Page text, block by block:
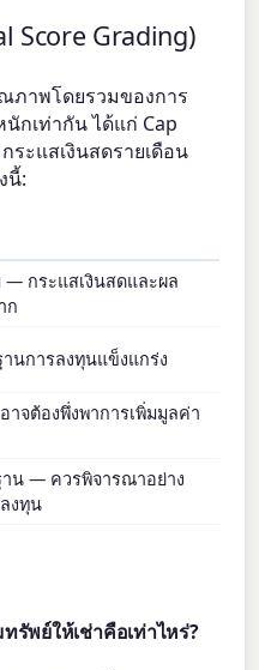
Score Grading)
ภาพโดยรวมของการ
กเท่ากัน ได้แก่ Cap
ระแสเงินสดรายเดือน
นี้:
— กระแสเงินสดและผล
ก
นการลงทุนแข็งแกร่ง
จต้องพึ่งพาการเพิ่มมูลค่า
าน — ควรพิจารณาอย่าง
งทุน
รัพย์ให้เช่าคือเท่าไหร่?